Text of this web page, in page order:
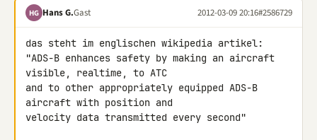
HG Hans G.Gast 2012-03-09 20:16#2586729
das steht im englischen wikipedia artikel:
"ADS-B enhances safety by making an aircraft
visible, realtime, to ATC
and to other appropriately equipped ADS-B
aircraft with position and
velocity data transmitted every second"